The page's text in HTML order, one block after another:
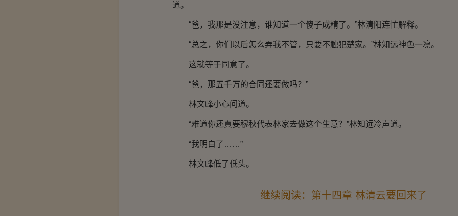
道。
“爸，我那是没注意，谁知道一个傻子成精了。”林清阳连忙解释。
“总之，你们以后怎么弄我不管，只要不触犯楚家。”林知远神色一凛。
这就等于同意了。
“爸，那五千万的合同还要做吗？”
林文峰小心问道。
“难道你还真要穆秋代表林家去做这个生意？”林知远冷声道。
“我明白了……”
林文峰低了低头。
继续阅读：第十四章 林清云要回来了